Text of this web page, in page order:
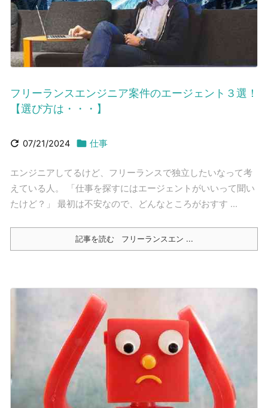
フリーランスエンジニア案件のエージェント３選！
【選び方は・・・】
 07/21/2024  仕事
エンジニアしてるけど、フリーランスで独立したいなって考
えている人。 「仕事を探すにはエージェントがいいって聞い
たけど？」 最初は不安なので、どんなところがおすす ...
記事を読む フリーランスエン ...